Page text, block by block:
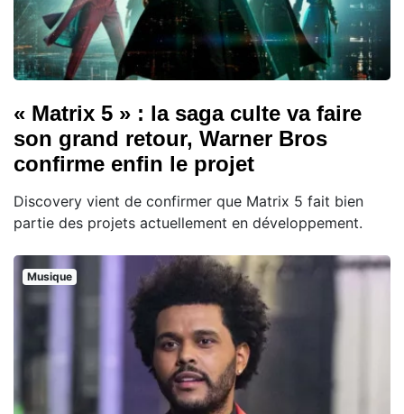
« Matrix 5 » : la saga culte va faire
son grand retour, Warner Bros
confirme enfin le projet
Discovery vient de confirmer que Matrix 5 fait bien
partie des projets actuellement en développement.
Musique